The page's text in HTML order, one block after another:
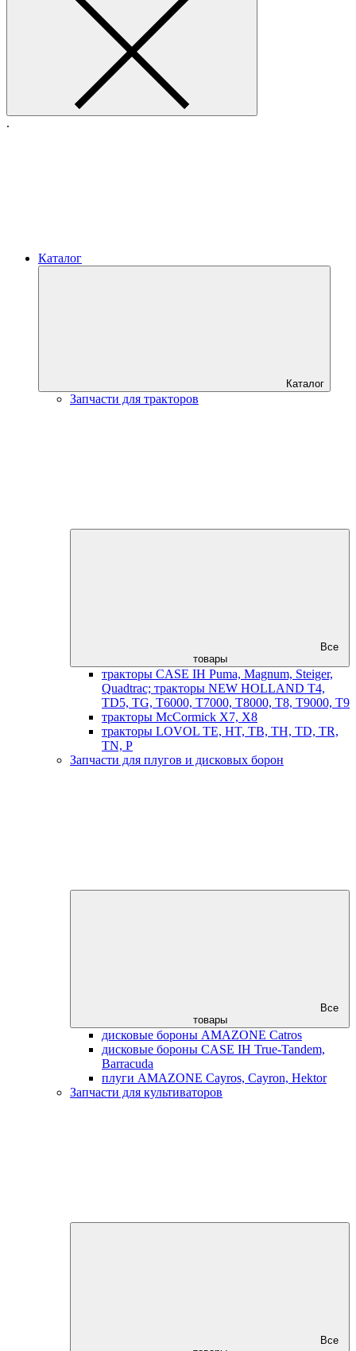
.
Каталог
Каталог
Запчасти для тракторов
Все
товары
тракторы CASE IH Puma, Magnum, Steiger,
Quadtrac; тракторы NEW HOLLAND T4,
TD5, TG, T6000, T7000, T8000, T8, T9000, T9
тракторы McCormick X7, X8
тракторы LOVOL TE, HT, TB, TH, TD, TR,
TN, P
Запчасти для плугов и дисковых борон
Все
товары
дисковые бороны AMAZONE Catros
дисковые бороны CASE IH True-Tandem,
Barracuda
плуги AMAZONE Cayros, Cayron, Hektor
Запчасти для культиваторов
Все